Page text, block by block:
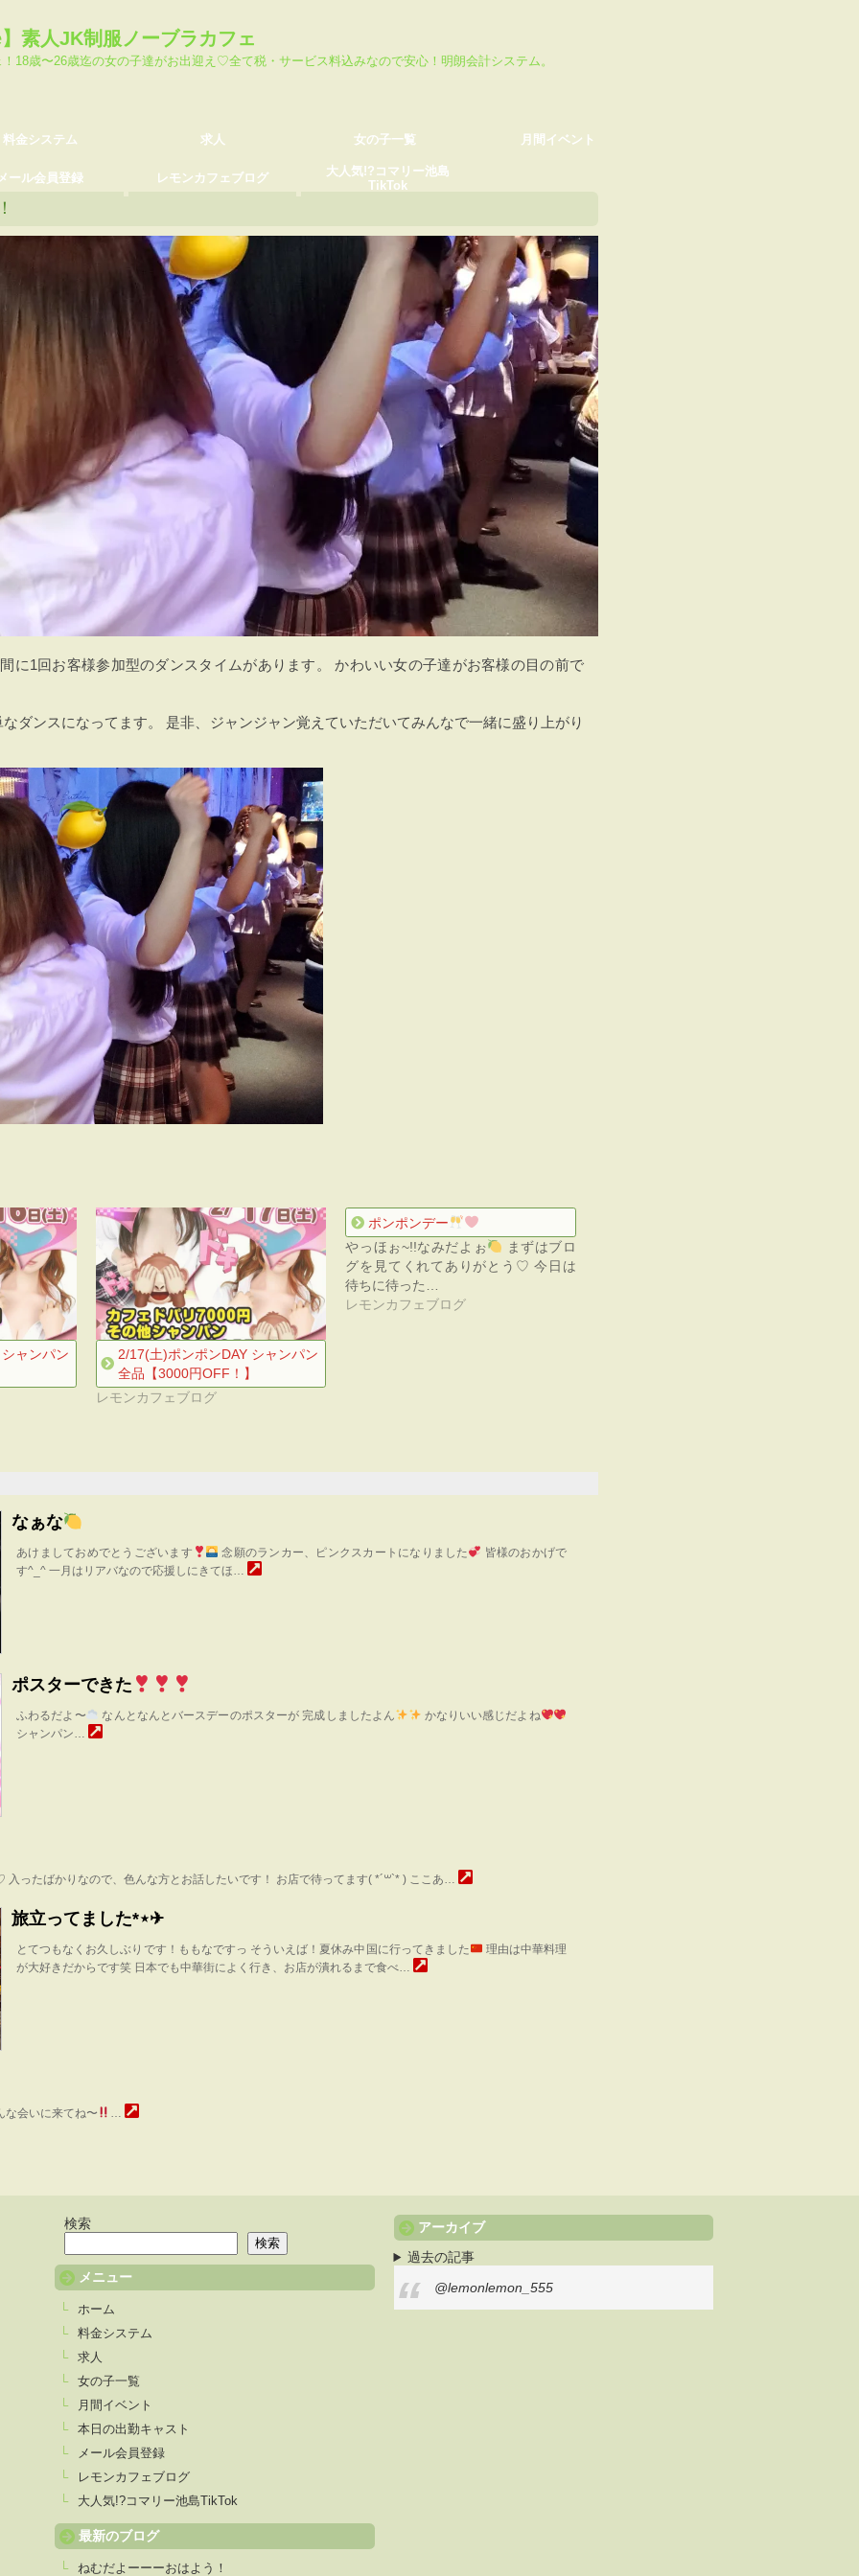
員登録
レモンカフェブログ
素人JK制服ノーブラカフェ
18歳〜26歳迄の女の子達がお出迎え♡全て税・サービス料込みなので安心！明朗会計システム。
料金システム 求人 女の子一覧 月間イベント
ール会員登録 レモンカフェブログ
大人気!?コマリー池島
TikTok
に1回お客様参加型のダンスタイムがあります。 かわいい女の子達がお客様の目の前で
ダンスになってます。 是非、ジャンジャン覚えていただいてみんなで一緒に盛り上がり
ャンパン
2/17(土)ポンポンDAY シャンパン
全品【3000円OFF！】
レモンカフェブログ
ポンポンデー
やっほぉ~!!なみだよぉ
まずはブロ
グを見てくれてありがとう♡ 今日は
待ちに待った…
レモンカフェブログ
なぁな
あけましておめでとうございます 念願のランカー、ピンクスカートになりました
皆様のおかげで
す^_^ 一月はリアバなので応援しにきてほ…
ポスターできた
ふわるだよ〜 なんとなんとバースデーのポスターが 完成しましたよん
かなりいい感じだよね
シャンパン…
ったばかりなので、色んな方とお話したいです！ お店で待ってます( *´꒳`* ) ここあ…
旅立ってました*⋆✈︎
とてつもなくお久しぶりです！ももなですっ そういえば！夏休み中国に行ってきました
理由は中華料理
が大好きだからです笑 日本でも中華街によく行き、お店が潰れるまで食べ…
な会いに来てね〜 …
検索
検索
メニュー
ホーム
料金システム
求人
女の子一覧
月間イベント
本日の出勤キャスト
メール会員登録
レモンカフェブログ
大人気!?コマリー池島TikTok
最新のブログ
ねむだよーーーおはよう！
アーカイブ
過去の記事
@lemonlemon_555